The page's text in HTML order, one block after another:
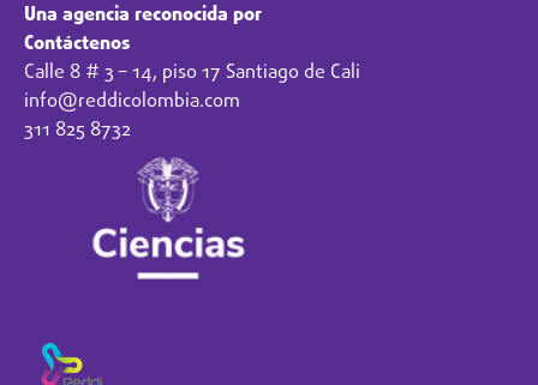
Una agencia reconocida por
Contáctenos
Calle 8 # 3 – 14, piso 17 Santiago de Cali
info@reddicolombia.com
311 825 8732